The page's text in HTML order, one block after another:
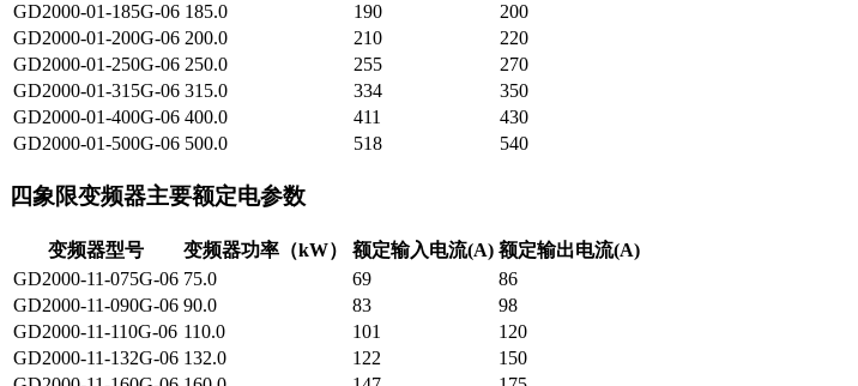
GD2000-01-185G-06 185.0 190
200
GD2000-01-200G-06 200.0 210
220
GD2000-01-250G-06 250.0 255
270
GD2000-01-315G-06 315.0 334
350
GD2000-01-400G-06 400.0 411
430
GD2000-01-500G-06 500.0 518 540
四象限变频器主要额定电参数
变频器型号 变频器功率（kW） 额定输入电流(A) 额定输出电流(A)
GD2000-11-075G-06 75.0 69
86
GD2000-11-090G-06 90.0 83
98
GD2000-11-110G-06 110.0 101
120
GD2000-11-132G-06 132.0 122
150